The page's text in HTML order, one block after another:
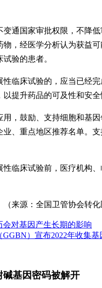
通国家审批权限，不降
，经医学分析认为获益
验的患者。
性临床试验的，应当已
提升药品的可及性和安全
，鼓励、支持细胞和基
、重点地区推荐名单。
临床试验前，医疗机构
来源：全国卫管协会转化
会对基因产生长期的影响
）宣布2022年收集
碱基因密码被解开